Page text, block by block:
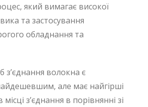
який вимагає високої
та застосування
обладнання та
з’єднання волокна є
але має найгірші
з’єднання в порівнянні зі